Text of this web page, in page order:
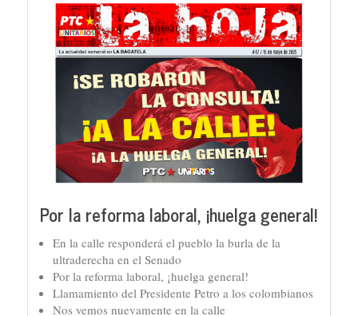
Por la reforma laboral, ¡huelga general!
En la calle responderá el pueblo la burla de la
ultraderecha en el Senado
Por la reforma laboral, ¡huelga general!
Llamamiento del Presidente Petro a los colombianos
Nos vemos nuevamente en la calle